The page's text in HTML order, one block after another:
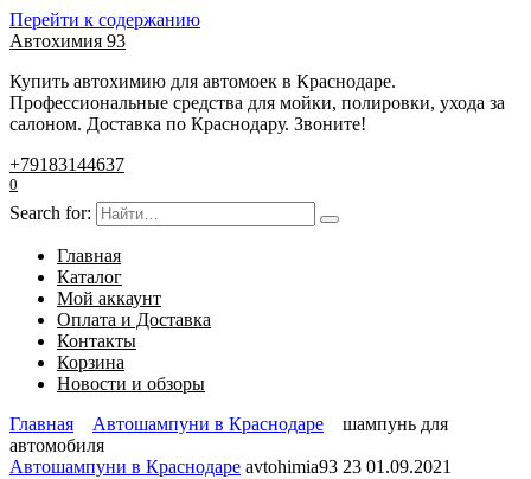
Перейти к содержанию
Автохимия 93
Купить автохимию для автомоек в Краснодаре.
Профессиональные средства для мойки, полировки, ухода за
салоном. Доставка по Краснодару. Звоните!
+79183144637
0
Search for:
Главная
Каталог
Мой аккаунт
Оплата и Доставка
Контакты
Корзина
Новости и обзоры
Главная
Автошампуни в Краснодаре
шампунь для
автомобиля
Автошампуни в Краснодаре avtohimia93 23 01.09.2021